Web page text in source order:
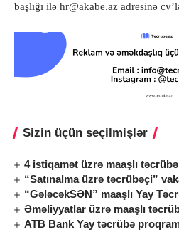
başlığı ilə hr@akabe.az adresinə
Sizin üçün seçilmişlər
4 istiqamət üzrə maaşlı
“Satınalma üzrə təcrübəçi”
“GələcəkSƏN” maaşlı Yay
Əməliyyatlar üzrə maaşlı
ATB Bank Yay təcrübə